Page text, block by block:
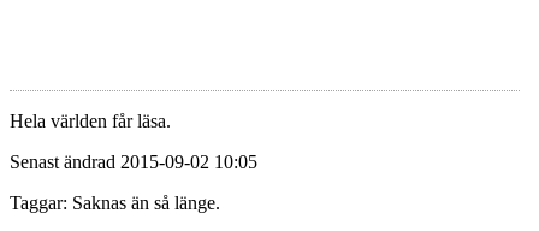
Hela världen får läsa.
Senast ändrad 2015-09-02 10:05
Taggar: Saknas än så länge.